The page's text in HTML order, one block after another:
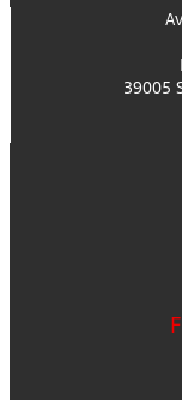
39005